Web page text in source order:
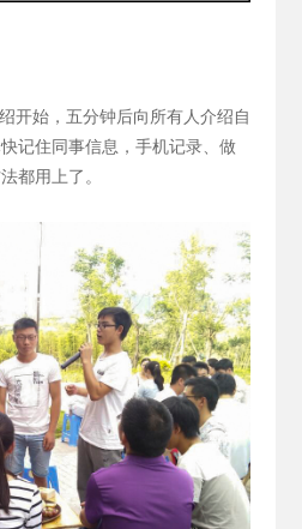
开始，五分钟后向所有人介绍自
记住同事信息，手机记录、做
都用上了。